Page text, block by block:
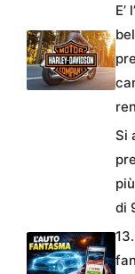
Si
di